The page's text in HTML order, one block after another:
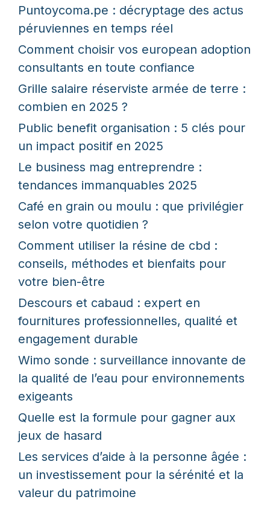
Puntoycoma.pe : décryptage des actus
péruviennes en temps réel
Comment choisir vos european adoption
consultants en toute confiance
Grille salaire réserviste armée de terre :
combien en 2025 ?
Public benefit organisation : 5 clés pour
un impact positif en 2025
Le business mag entreprendre :
tendances immanquables 2025
Café en grain ou moulu : que privilégier
selon votre quotidien ?
Comment utiliser la résine de cbd :
conseils, méthodes et bienfaits pour
votre bien-être
Descours et cabaud : expert en
fournitures professionnelles, qualité et
engagement durable
Wimo sonde : surveillance innovante de
la qualité de l’eau pour environnements
exigeants
Quelle est la formule pour gagner aux
jeux de hasard
Les services d’aide à la personne âgée :
un investissement pour la sérénité et la
valeur du patrimoine